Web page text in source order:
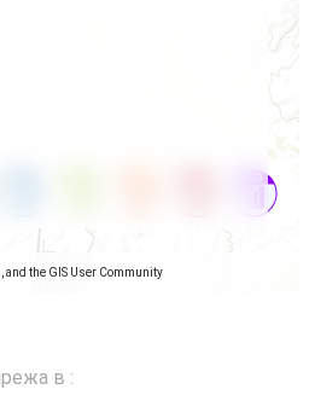
and the GIS User Community
в :